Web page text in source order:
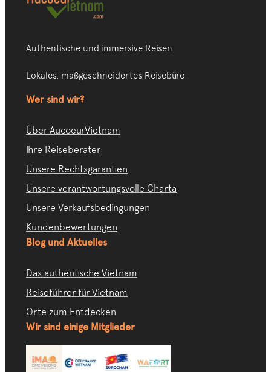
Authentische und immersive Reisen
Lokales, maßgeschneidertes Reisebüro
Wer sind wir?
Über AucoeurVietnam
Ihre Reiseberater
Unsere Rechtsgarantien
Unsere verantwortungsvolle Charta
Unsere Verkaufsbedingungen
Kundenbewertungen
Blog und Aktuelles
Das authentische Vietnam
Reiseführer für Vietnam
Orte zum Entdecken
Wir sind einige Mitglieder